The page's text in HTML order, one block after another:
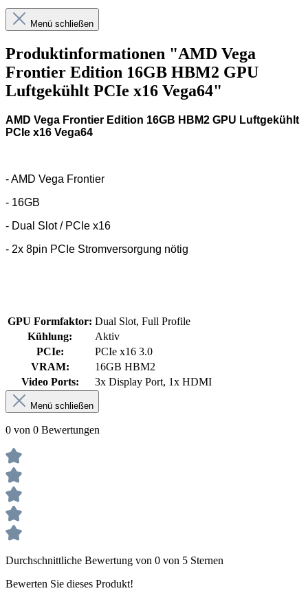
Menü schließen
Produktinformationen "AMD Vega
Frontier Edition 16GB HBM2 GPU
Luftgekühlt PCIe x16 Vega64"
AMD Vega Frontier Edition 16GB HBM2 GPU Luftgekühlt
PCIe x16 Vega64
- AMD Vega Frontier
- 16GB
- Dual Slot / PCIe x16
- 2x 8pin PCIe Stromversorgung nötig
GPU Formfaktor: Dual Slot, Full Profile
Kühlung:
Aktiv
PCIe:
PCIe x16 3.0
VRAM:
16GB HBM2
Video Ports:
3x Display Port, 1x HDMI
Menü schließen
0 von 0 Bewertungen
Durchschnittliche Bewertung von 0 von 5 Sternen
Bewerten Sie dieses Produkt!